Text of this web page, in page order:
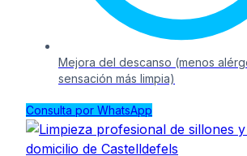
Mejora del descanso (menos
sensación más limpia)
Consulta por WhatsApp